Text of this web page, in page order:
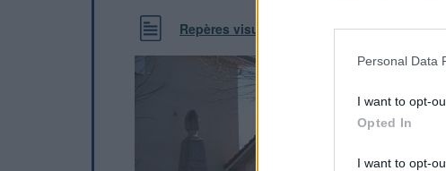
Personal Data
I want to opt-
Opted In
I want to opt-
Repères visuels